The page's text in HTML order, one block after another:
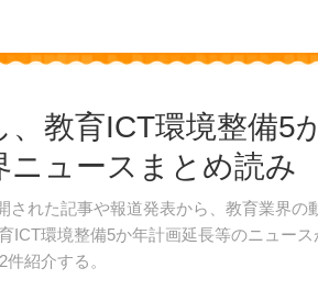
教育ICT環境整備5
ュースまとめ読み
れた記事や報道発表から、教育業界の
ICT環境整備5か年計画延長等のニュー
紹介する。